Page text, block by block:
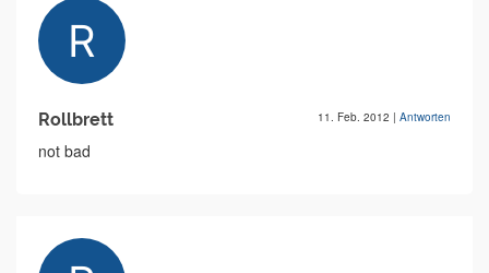
Rollbrett 11. Feb. 2012 | Antworten
not bad